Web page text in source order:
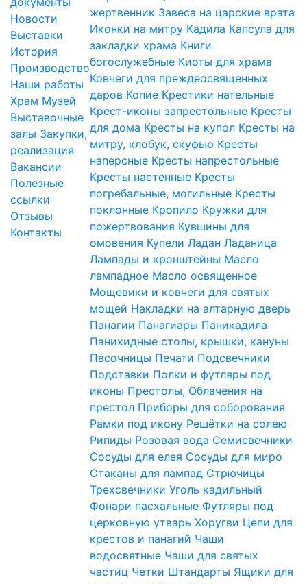
Новости
Выставки
История
Производство
Наши работы
Храм Музей
Выставочные
залы Закупки,
реализация
Вакансии
Полезные
ссылки
Отзывы
Контакты
жертвенник Завеса на царские врата
Иконки на митру Кадила Капсула для
закладки храма Книги
богослужебные Киоты для храма
Ковчеги для преждеосвященных
даров Копие Крестики нательные
Крест-иконы запрестольные Кресты
для дома Кресты на купол Кресты на
митру, клобук, скуфью Кресты
наперсные Кресты напрестольные
Кресты настенные Кресты
погребальные, могильные Кресты
поклонные Кропило Кружки для
пожертвования Кувшины для
омовения Купели Ладан Ладаница
Лампады и кронштейны Масло
лампадное Масло освященное
Мощевики и ковчеги для святых
мощей Накладки на алтарную дверь
Панагии Панагиары Паникадила
Панихидные столы, крышки, кануны
Пасочницы Печати Подсвечники
Подставки Полки и футляры под
иконы Престолы, Облачения на
престол Приборы для соборования
Рамки под икону Решётки на солею
Рипиды Розовая вода Семисвечники
Сосуды для елея Сосуды для миро
Стаканы для лампад Стрючицы
Трехсвечники Уголь кадильный
Фонари пасхальные Футляры под
церковную утварь Хоругви Цепи для
крестов и панагий Чаши
водосвятные Чаши для святых
частиц Четки Штандарты Ящики для